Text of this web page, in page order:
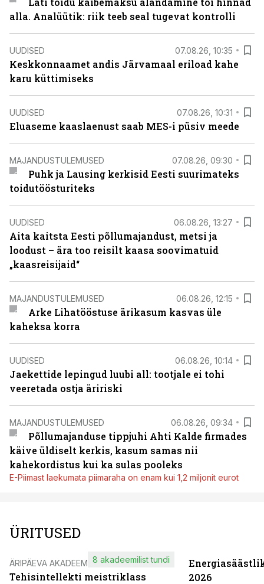
alla. Analüütik: riik teeb seal tugevat kontrolli
UUDISED 07.08.26, 10:35
Keskkonnaamet andis Järvamaal eriload kahe
karu küttimiseks
UUDISED 07.08.26, 10:31
Eluaseme kaaslaenust saab MES-i püsiv meede
MAJANDUSTULEMUSED 07.08.26, 09:30
Puhk ja Lausing kerkisid Eesti suurimateks
toidutöösturiteks
UUDISED 06.08.26, 13:27
Aita kaitsta Eesti põllumajandust, metsi ja
loodust – ära too reisilt kaasa soovimatuid
„kaasreisijaid“
MAJANDUSTULEMUSED 06.08.26, 12:15
Arke Lihatööstuse ärikasum kasvas üle
kaheksa korra
UUDISED 06.08.26, 10:14
Jaekettide lepingud luubi all: tootjale ei tohi
veeretada ostja äririski
MAJANDUSTULEMUSED 06.08.26, 09:34
Põllumajanduse tippjuhi Ahti Kalde firmades
käive üldiselt kerkis, kasum samas nii
kahekordistus kui ka sulas pooleks
E-Piimast laekumata piimaraha on enam kui 1,2 miljonit eurot
ÜRITUSED
ÄRIPÄEVA AKADEEMIA
Tehisintellekti meistriklass
8 akadeemilist tundi
2026